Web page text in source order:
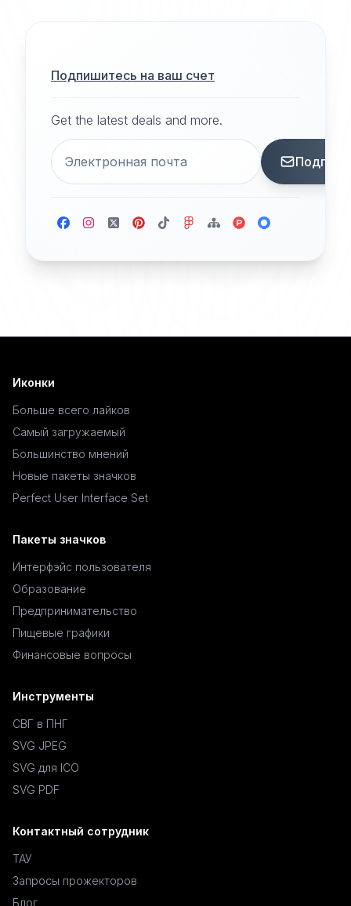
Подпишитесь на ваш счет
Get the latest deals and more.
Иконки
Больше всего лайков
Самый загружаемый
Большинство мнений
Новые пакеты значков
Perfect User Interface Set
Пакеты значков
Интерфэйс пользователя
Образование
Предпринимательство
Пищевые графики
Финансовые вопросы
Инструменты
СВГ в ПНГ
SVG JPEG
SVG для ICO
SVG PDF
Контактный сотрудник
ТАУ
Запросы прожекторов
Блог